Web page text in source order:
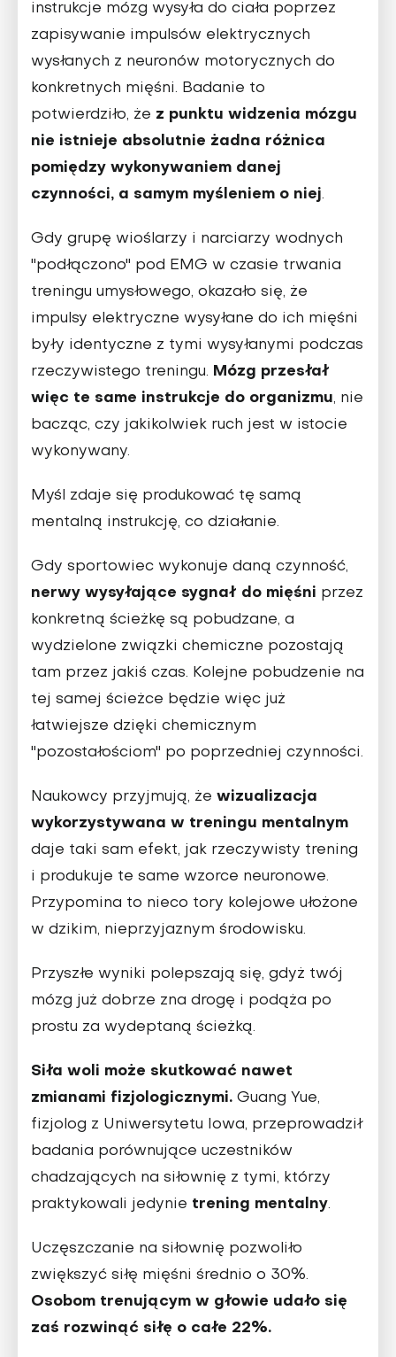
instrukcje mózg wysyła do ciała poprzez
zapisywanie impulsów elektrycznych
wysłanych z neuronów motorycznych do
konkretnych mięśni. Badanie to
potwierdziło, że z punktu widzenia mózgu
nie istnieje absolutnie żadna różnica
pomiędzy wykonywaniem danej
czynności, a samym myśleniem o niej.
Gdy grupę wioślarzy i narciarzy wodnych
"podłączono" pod EMG w czasie trwania
treningu umysłowego, okazało się, że
impulsy elektryczne wysyłane do ich mięśni
były identyczne z tymi wysyłanymi podczas
rzeczywistego treningu. Mózg przesłał
więc te same instrukcje do organizmu, nie
bacząc, czy jakikolwiek ruch jest w istocie
wykonywany.
Myśl zdaje się produkować tę samą
mentalną instrukcję, co działanie.
Gdy sportowiec wykonuje daną czynność,
nerwy wysyłające sygnał do mięśni przez
konkretną ścieżkę są pobudzane, a
wydzielone związki chemiczne pozostają
tam przez jakiś czas. Kolejne pobudzenie na
tej samej ścieżce będzie więc już
łatwiejsze dzięki chemicznym
"pozostałościom" po poprzedniej czynności.
Naukowcy przyjmują, że wizualizacja
wykorzystywana w treningu mentalnym
daje taki sam efekt, jak rzeczywisty trening
i produkuje te same wzorce neuronowe.
Przypomina to nieco tory kolejowe ułożone
w dzikim, nieprzyjaznym środowisku.
Przyszłe wyniki polepszają się, gdyż twój
mózg już dobrze zna drogę i podąża po
prostu za wydeptaną ścieżką.
Siła woli może skutkować nawet
zmianami fizjologicznymi. Guang Yue,
fizjolog z Uniwersytetu Iowa, przeprowadził
badania porównujące uczestników
chadzających na siłownię z tymi, którzy
praktykowali jedynie trening mentalny.
Uczęszczanie na siłownię pozwoliło
zwiększyć siłę mięśni średnio o 30%.
Osobom trenującym w głowie udało się
zaś rozwinąć siłę o całe 22%.